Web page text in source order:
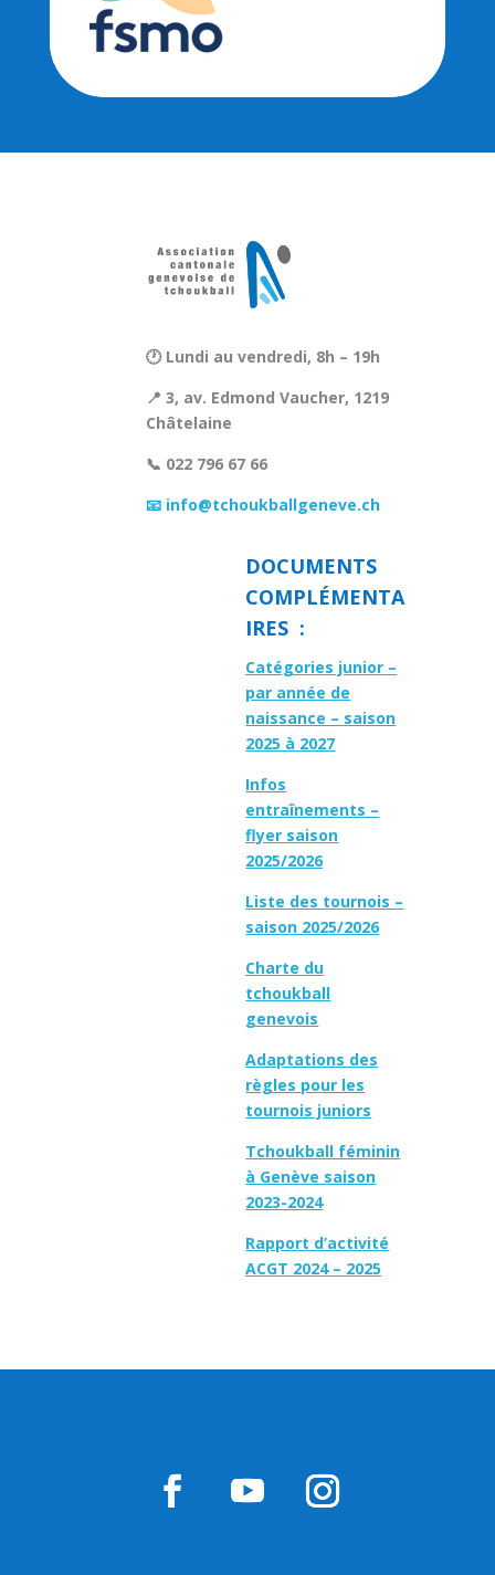
🕐 Lundi au vendredi, 8h – 19h
📍 3, av. Edmond Vaucher, 1219
Châtelaine
📞 022 796 67 66
📧 info@tchoukballgeneve.ch
DOCUMENTS
COMPLÉMENTA
IRES :
Catégories junior –
par année de
naissance – saison
2025 à 2027
Infos
entraînements –
flyer saison
2025/2026
Liste des tournois –
saison 2025/2026
Charte du
tchoukball
genevois
Adaptations des
règles pour les
tournois juniors
Tchoukball féminin
à Genève saison
2023-2024
Rapport d’activité
ACGT 2024 – 2025